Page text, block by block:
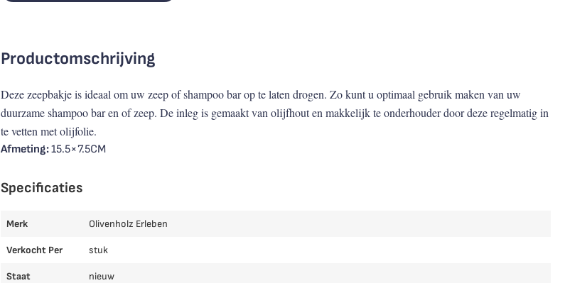
Productomschrijving
Deze zeepbakje is ideaal om uw zeep of shampoo bar op te laten drogen. Zo kunt u optimaal gebruik maken van uw
duurzame shampoo bar en of zeep. De inleg is gemaakt van olijfhout en makkelijk te onderhouder door deze regelmatig in
te vetten met olijfolie.
Afmeting:15.5×7.5CM
Specificaties
Merk Olivenholz Erleben
Verkocht Per stuk
Staat nieuw